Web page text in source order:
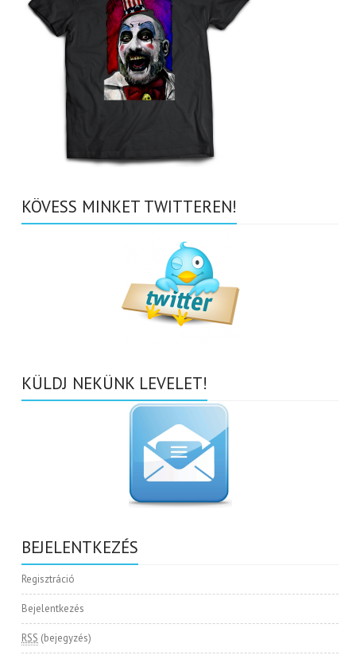
KÖVESS MINKET TWITTEREN!
KÜLDJ NEKÜNK LEVELET!
BEJELENTKEZÉS
Regisztráció
Bejelentkezés
RSS (bejegyzés)